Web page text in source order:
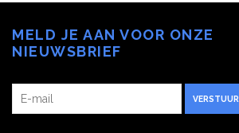
MELD JE AAN VOOR ONZE
NIEUWSBRIEF
VERSTUUR